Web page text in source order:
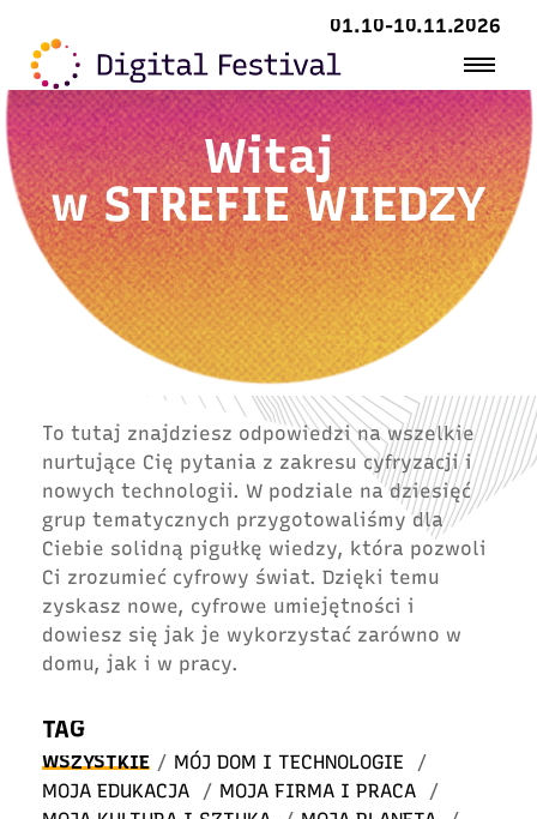
01.10-10.11.2026
Witaj
wSTREFIE WIEDZY
To tutaj znajdziesz odpowiedzi na wszelkie
nurtujące Cię pytania z zakresu cyfryzacji i
nowych technologii. W podziale na dziesięć
grup tematycznych przygotowaliśmy dla
Ciebie solidną pigułkę wiedzy, która pozwoli
Ci zrozumieć cyfrowy świat. Dzięki temu
zyskasz nowe, cyfrowe umiejętności i
dowiesz się jak je wykorzystać zarówno w
domu, jak i w pracy.
TAG
WSZYSTKIE / MÓJ DOM I TECHNOLOGIE
/
MOJA EDUKACJA
/ MOJA FIRMA I PRACA
/